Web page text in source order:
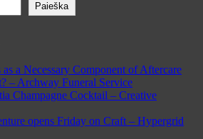
Paieška
a Necessary Component of Aftercare
– Archway Funeral Service
Champagne Cocktail – Creative
opens Friday on Craft – Hypergrid